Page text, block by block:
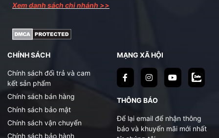
Xem danh sách chi nhánh >>
CHÍNH SÁCH
Chính sách đổi trả và cam
kết sản phẩm
Chính sách bán hàng
Chính sách bảo mật
Chính sách vận chuyển
Chính sách bảo hành
MẠNG XÃ HỘI
THÔNG BÁO
Để lại email để nhận thông
báo và khuyến mãi mới nhất